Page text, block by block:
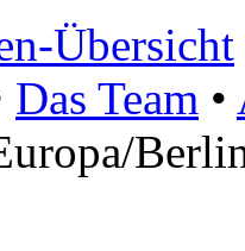
Übersicht
Das Team •